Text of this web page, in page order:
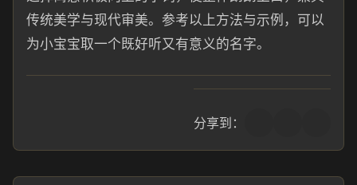
传统美学与现代审美。参考以上方法与示例，可以
为小宝宝取一个既好听又有意义的名字。
分享到：